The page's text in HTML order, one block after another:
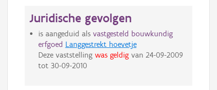
Juridische gevolgen
is aangeduid als vastgesteld bouwkundig
erfgoed Langgestrekt hoevetje
Deze vaststelling was geldigvan 24-09-2009
tot 30-09-2010